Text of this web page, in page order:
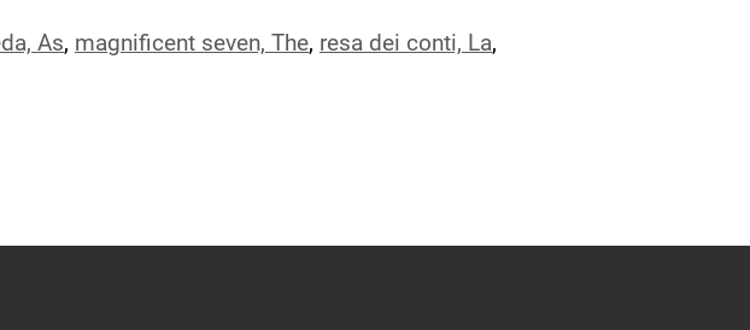
As, magnificent seven, The, resa dei conti, La,